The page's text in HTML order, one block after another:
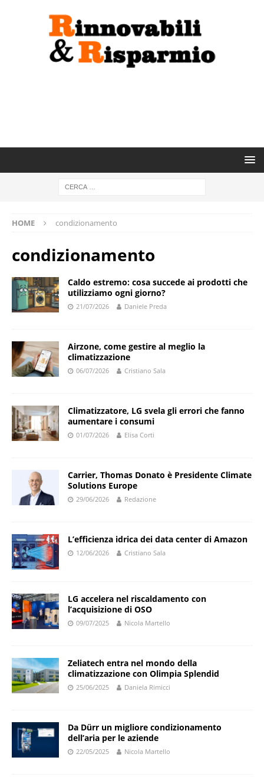
HOME condizionamento
condizionamento
Caldo estremo: cosa succede ai prodotti che
utilizziamo ogni giorno?
21/07/2026 Daniele Preda
Airzone, come gestire al meglio la
climatizzazione
06/07/2026 Cristiano Sala
Climatizzatore, LG svela gli errori che fanno
aumentare i consumi
01/07/2026 Elisa Corti
Carrier, Thomas Donato è Presidente Climate
Solutions Europe
29/06/2026 Redazione
L’efficienza idrica dei data center di Amazon
12/06/2026 Cristiano Sala
LG accelera nel riscaldamento con
l’acquisizione di OSO
09/07/2025 Nicola Martello
Zeliatech entra nel mondo della
climatizzazione con Olimpia Splendid
25/06/2025 Daniela Rimicci
Da Dürr un migliore condizionamento
dell’aria per le aziende
22/05/2025 Nicola Martello